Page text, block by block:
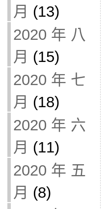
月 (13)
2020 年 八
月 (15)
2020 年 七
月 (18)
2020 年 六
月 (11)
2020 年 五
月 (8)